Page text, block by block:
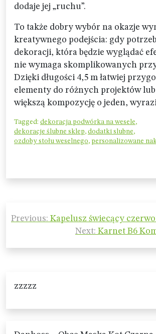
dodaje jej „ruchu”.
To także dobry wybór na okazje
kreatywnego podejścia: gdy
dekoracji, która będzie wyglądać
nie wymaga skomplikowanych
Dzięki długości 4,5 m łatwiej
elementy do różnych projektów lub
większą kompozycję o jeden,
Tagged: dekoracja podwórka na wesele,
dekoracje ślubne sklep, dodatki slubne,
ozdoby stołu weselnego, personalizowane
Nawigacja
wpisu
Previous: Kapelusz świecący
Next: Karnet B6
zzzzz